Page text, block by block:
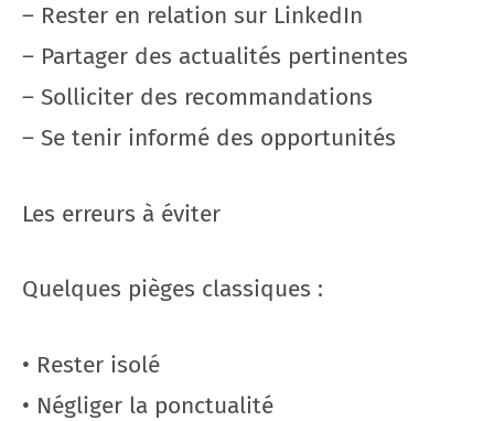
– Rester en relation sur LinkedIn
– Partager des actualités pertinentes
– Solliciter des recommandations
– Se tenir informé des opportunités
Les erreurs à éviter
Quelques pièges classiques :
• Rester isolé
• Négliger la ponctualité